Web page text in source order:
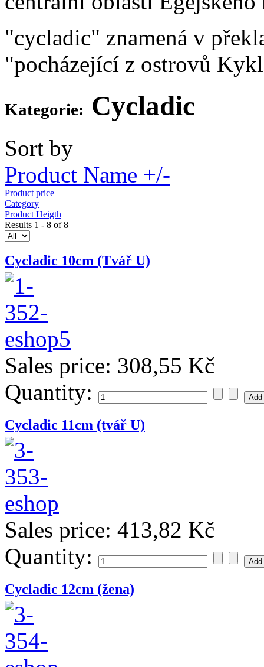
"cycladic" znamená v
"pocházející z ostrovů
Kategorie: Cycladic
Sort by
Product Name +/-
Product price
Category
Product Heigth
Results 1 - 8 of 8
Cycladic 10cm (Tvář U)
Sales price: 308,55 Kč
Quantity:
Cycladic 11cm (tvář U)
Sales price: 413,82 Kč
Quantity:
Cycladic 12cm (žena)